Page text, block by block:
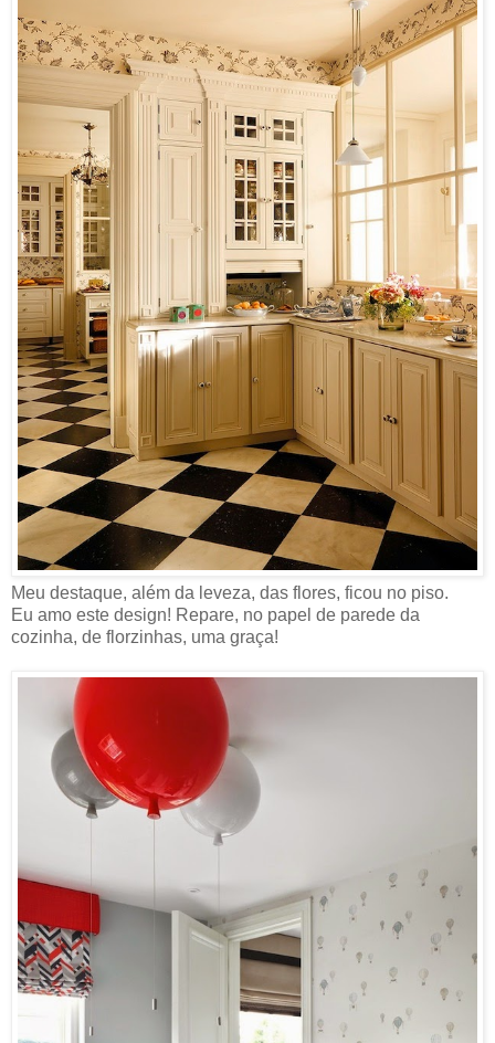
Meu destaque, além da leveza, das flores, ficou no piso.
Eu amo este design! Repare, no papel de parede da
cozinha, de florzinhas, uma graça!